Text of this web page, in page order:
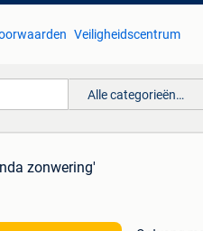
Veiligheidscentrum
Alle categorieën…
zonwering'